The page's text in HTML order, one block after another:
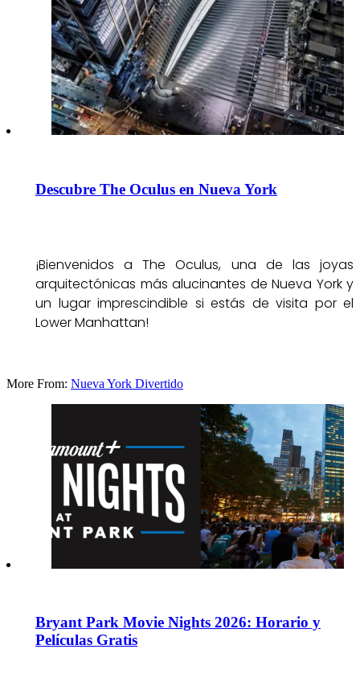
Descubre The Oculus en Nueva York
¡Bienvenidos a The Oculus, una de las joyas
arquitectónicas más alucinantes de Nueva York y
un lugar imprescindible si estás de visita por el
Lower Manhattan!
More From: Nueva York Divertido
Bryant Park Movie Nights 2026: Horario y
Películas Gratis